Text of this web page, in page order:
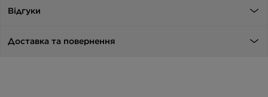
Відгуки
Доставка та повернення